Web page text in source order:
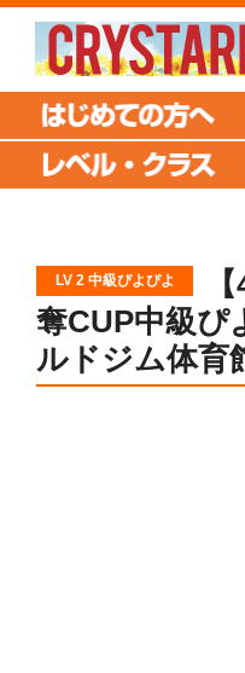
LV 2 中級ぴよぴよ
奪CUP中級ぴ
ルドジム体育